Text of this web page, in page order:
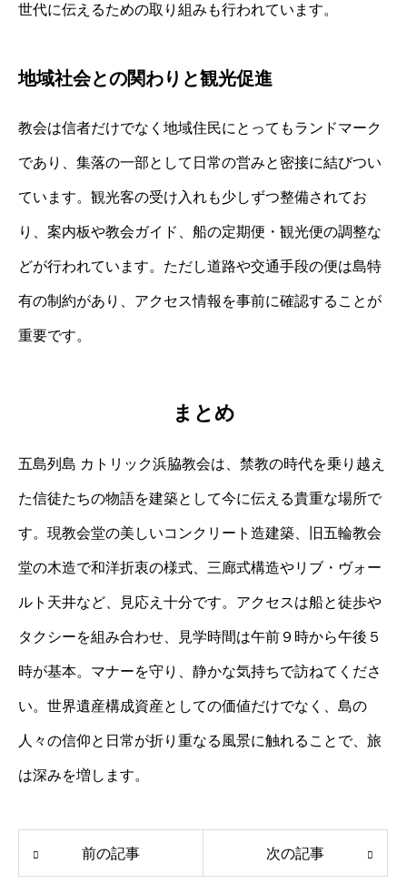
世代に伝えるための取り組みも行われています。
地域社会との関わりと観光促進
教会は信者だけでなく地域住民にとってもランドマーク
であり、集落の一部として日常の営みと密接に結びつい
ています。観光客の受け入れも少しずつ整備されてお
り、案内板や教会ガイド、船の定期便・観光便の調整な
どが行われています。ただし道路や交通手段の便は島特
有の制約があり、アクセス情報を事前に確認することが
重要です。
まとめ
五島列島 カトリック浜脇教会は、禁教の時代を乗り越え
た信徒たちの物語を建築として今に伝える貴重な場所で
す。現教会堂の美しいコンクリート造建築、旧五輪教会
堂の木造で和洋折衷の様式、三廊式構造やリブ・ヴォー
ルト天井など、見応え十分です。アクセスは船と徒歩や
タクシーを組み合わせ、見学時間は午前９時から午後５
時が基本。マナーを守り、静かな気持ちで訪ねてくださ
い。世界遺産構成資産としての価値だけでなく、島の
人々の信仰と日常が折り重なる風景に触れることで、旅
は深みを増します。
前の記事 次の記事